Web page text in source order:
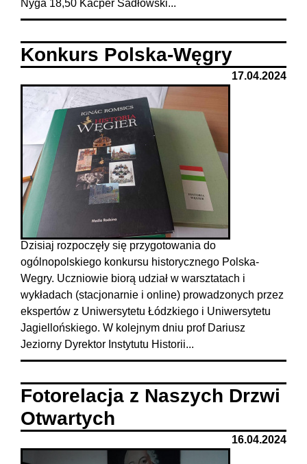
Nyga 18,50 Kacper Sadłowski...
Konkurs Polska-Węgry
17.04.2024
Dzisiaj rozpoczęły się przygotowania do
ogólnopolskiego konkursu historycznego Polska-
Wegry. Uczniowie biorą udział w warsztatach i
wykładach (stacjonarnie i online) prowadzonych przez
ekspertów z Uniwersytetu Łódzkiego i Uniwersytetu
Jagiellońskiego. W kolejnym dniu prof Dariusz
Jeziorny Dyrektor Instytutu Historii...
Fotorelacja z Naszych Drzwi
Otwartych
16.04.2024